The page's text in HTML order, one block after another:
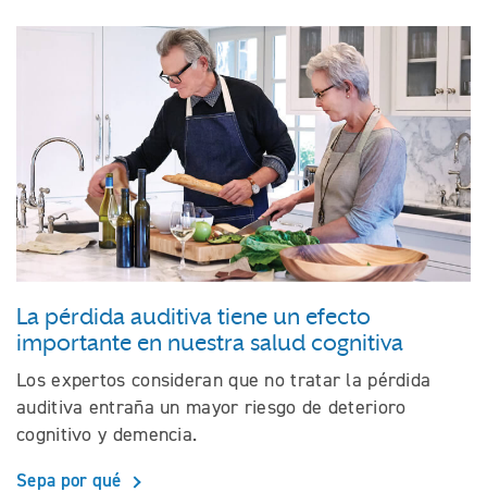
La pérdida auditiva tiene un efecto
importante en nuestra salud cognitiva
Los expertos consideran que no tratar la pérdida
auditiva entraña un mayor riesgo de deterioro
cognitivo y demencia.
Sepa por qué